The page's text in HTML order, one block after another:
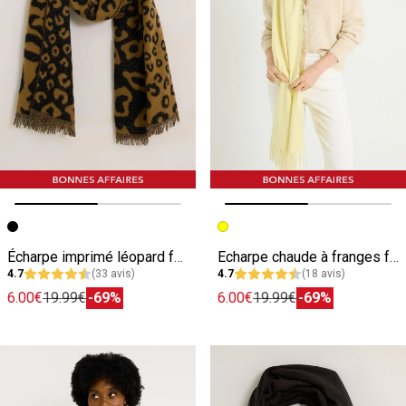
Image précédente
Image suivante
Écharpe imprimé léopard femme
4.7 (33 avis)
6.00€19.99€-69%
Image précédente
Image suivante
Echarpe chaude à franges femme
4.7 (18 avis)
6.00€19.99€-69%